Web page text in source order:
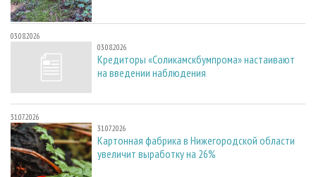
03.08.2026
03.08.2026
Кредиторы «Соликамскбумпрома» настаивают
на введении наблюдения
31.07.2026
31.07.2026
Картонная фабрика в Нижегородской области
увеличит выработку на 26%